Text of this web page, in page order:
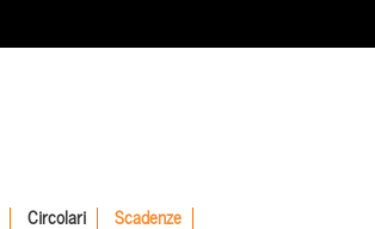
Circolari Scadenze